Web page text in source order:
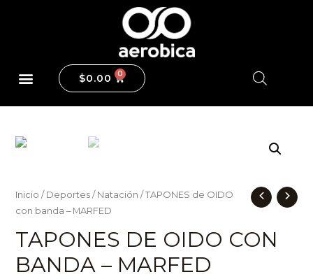
$0.00
Inicio / Deportes/ Natación / TAPONES de OIDO
con banda – MARFED
TAPONES DE OIDO CON
BANDA – MARFED